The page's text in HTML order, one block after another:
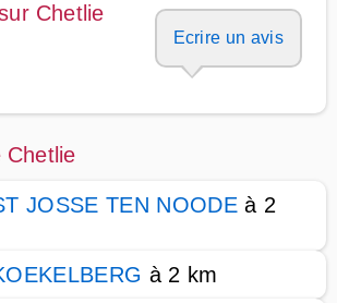
Chetlie
Ecrire un avis
Chetlie
JOSSE TEN NOODEà 2
à 2 km